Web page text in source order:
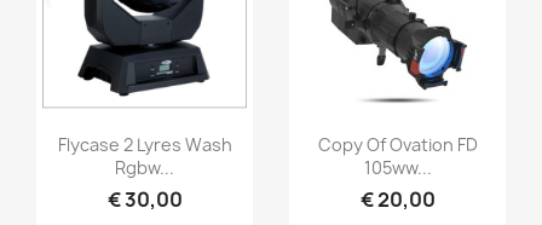
Snel bekijken
Flycase 2 Lyres Wash
Rgbw...
€ 30,00
Snel bekijken
Copy Of Ovation FD
105ww...
€ 20,00